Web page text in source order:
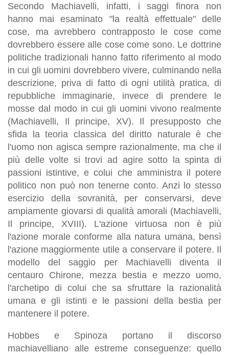
Secondo Machiavelli, infatti, i saggi finora non
hanno mai esaminato "la realtà effettuale" delle
cose, ma avrebbero contrapposto le cose come
dovrebbero essere alle cose come sono. Le dottrine
politiche tradizionali hanno fatto riferimento al modo
in cui gli uomini dovrebbero vivere, culminando nella
descrizione, priva di fatto di ogni utilità pratica, di
repubbliche immaginarie, invece di prendere le
mosse dal modo in cui gli uomini vivono realmente
(Machiavelli, Il principe, XV). Il presupposto che
sfida la teoria classica del diritto naturale è che
l'uomo non agisca sempre razionalmente, ma che il
più delle volte si trovi ad agire sotto la spinta di
passioni istintive, e colui che amministra il potere
politico non può non tenerne conto. Anzi lo stesso
esercizio della sovranità, per conservarsi, deve
ampiamente giovarsi di qualità amorali (Machiavelli,
Il principe, XVIII). L'azione virtuosa non è più
l'azione morale conforme alla natura umana, bensì
l'azione maggiormente utile a conservare il potere. Il
modello del saggio per Machiavelli diventa il
centauro Chirone, mezza bestia e mezzo uomo,
l'archetipo di colui che sa sfruttare la razionalità
umana e gli istinti e le passioni della bestia per
mantenere il potere.
Hobbes e Spinoza portano il discorso
machiavelliano alle estreme conseguenze: quello